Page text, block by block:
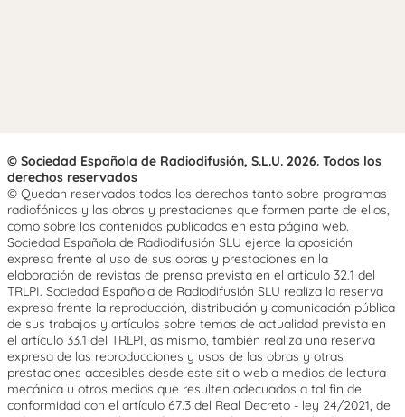
© Sociedad Española de Radiodifusión, S.L.U. 2026. Todos los
derechos reservados
© Quedan reservados todos los derechos tanto sobre programas
radiofónicos y las obras y prestaciones que formen parte de ellos,
como sobre los contenidos publicados en esta página web.
Sociedad Española de Radiodifusión SLU ejerce la oposición
expresa frente al uso de sus obras y prestaciones en la
elaboración de revistas de prensa prevista en el artículo 32.1 del
TRLPI. Sociedad Española de Radiodifusión SLU realiza la reserva
expresa frente la reproducción, distribución y comunicación pública
de sus trabajos y artículos sobre temas de actualidad prevista en
el artículo 33.1 del TRLPI, asimismo, también realiza una reserva
expresa de las reproducciones y usos de las obras y otras
prestaciones accesibles desde este sitio web a medios de lectura
mecánica u otros medios que resulten adecuados a tal fin de
conformidad con el artículo 67.3 del Real Decreto - ley 24/2021, de